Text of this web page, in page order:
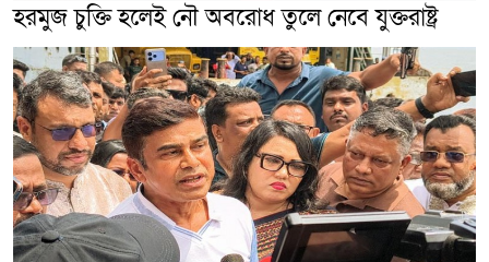
হরমুজ চুক্তি হলেই নৌ অবরোধ তুলে নেবে যুক্তরাষ্ট্র